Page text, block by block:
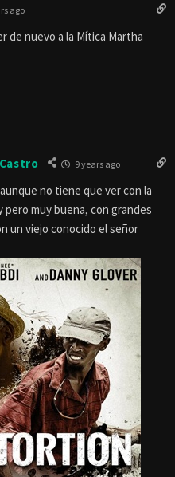
ago
de nuevo a la Mítica Martha
9 years ago
no tiene que ver con la
muy buena, con grandes
un viejo conocido el señor